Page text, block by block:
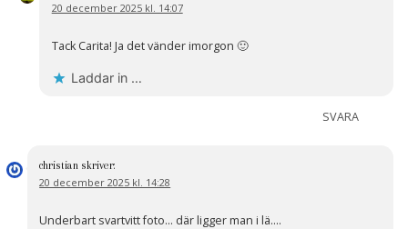
20 december 2025 kl. 14:07
Tack Carita! Ja det vänder imorgon 🙂
Laddar in …
SVARA
christian skriver:
20 december 2025 kl. 14:28
Underbart svartvitt foto… där ligger man i lä….